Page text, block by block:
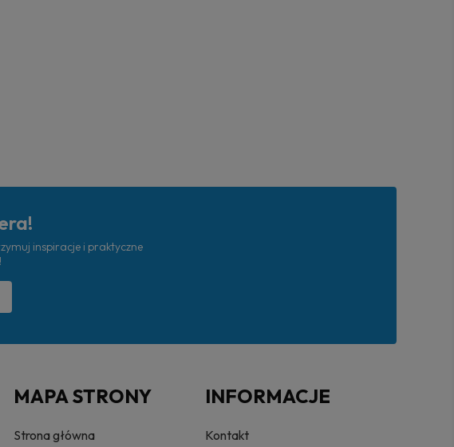
inspiracje i praktyczne
MAPA STRONY
Strona główna
INFORMACJE
Kontakt